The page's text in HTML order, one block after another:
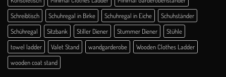
Schreibtisch
Schuhregal in Birke Schuhregal in Eiche
Schuhständer
Schühregal
Sitzbank Stiller Diener Stummer Diener
Stühle
towel ladder
Valet Stand wandgarderobe
Wooden Clothes Ladder
wooden coat stand